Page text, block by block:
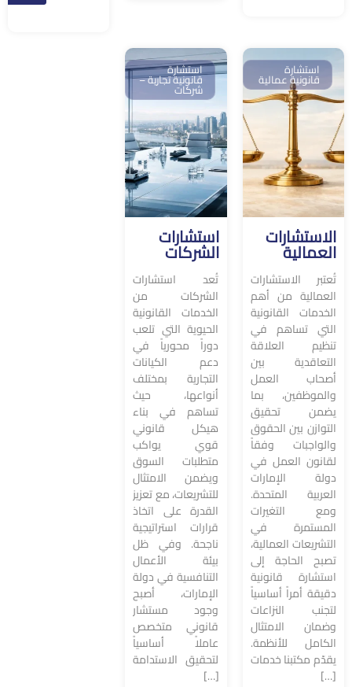
استشارة
قانونية عمالية
الاستشارات
العمالية
تُعتبر الاستشارات
العمالية من أهم
الخدمات القانونية
التي تساهم في
تنظيم العلاقة
التعاقدية بين
أصحاب العمل
والموظفين، بما
يضمن تحقيق
التوازن بين الحقوق
والواجبات وفقاً
لقانون العمل في
دولة الإمارات
العربية المتحدة.
ومع التغيرات
المستمرة في
التشريعات العمالية،
تصبح الحاجة إلى
استشارة قانونية
دقيقة أمراً أساسياً
لتجنب النزاعات
وضمان الامتثال
الكامل للأنظمة.
يقدّم مكتبنا خدمات
[…]
استشارة
قانونية تجارية –
شركات
استشارات
الشركات
تُعد استشارات
الشركات من
الخدمات القانونية
الحيوية التي تلعب
دوراً محورياً في
دعم الكيانات
التجارية بمختلف
أنواعها، حيث
تساهم في بناء
هيكل قانوني
قوي يواكب
متطلبات السوق
ويضمن الامتثال
للتشريعات، مع تعزيز
القدرة على اتخاذ
قرارات استراتيجية
ناجحة. وفي ظل
بيئة الأعمال
التنافسية في دولة
الإمارات، أصبح
وجود مستشار
قانوني متخصص
عاملاً أساسياً
لتحقيق الاستدامة
[…]